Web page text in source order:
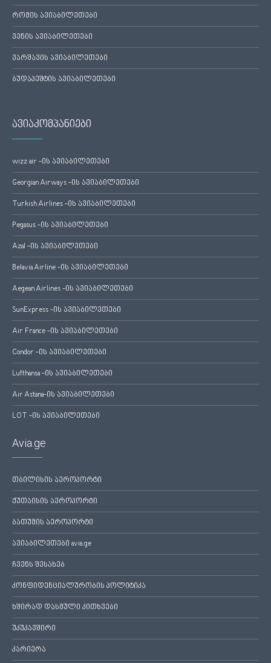
რომის ავიაბილეთები
ვენის ავიაბილეთები
ვარშავის ავიაბილეთები
ბუდაპეშტის ავიაბილეთები
ავიაკომპანიები
wizz air -ის ავიაბილეთები
Georgian Airways -ის ავიაბილეთები
Turkish Airlines -ის ავიაბილეთები
Pegasus -ის ავიაბილეთები
Azal -ის ავიაბილეთები
Belavia Airline -ის ავიაბილეთები
Aegean Airlines -ის ავიაბილეთები
SunExpress -ის ავიაბილეთები
Air France -ის ავიაბილეთები
Condor -ის ავიაბილეთები
Lufthansa -ის ავიაბილეთები
Air Astana-ის ავიაბილეთები
LOT -ის ავიაბილეთები
Avia.ge
თბილისის აეროპორტი
ქუთაისის აეროპორტი
ბათუმის აეროპორტი
ავიაბილეთები avia.ge
ჩვენს შესახებ
კონფიდენციალურობის პოლიტიკა
ხშირად დასმული კითხვები
უკუკავშირი
კარიერა